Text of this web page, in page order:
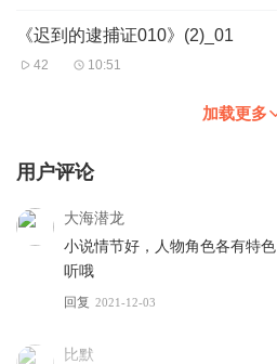
《迟到的逮捕证010》(2)_01
42 10:51
加载更多
用户评论
大海潜龙
小说情节好，人物角色各有特
听哦
回复 2021-12-03
比默